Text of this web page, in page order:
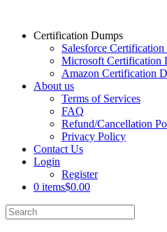
Certification Dumps
Salesforce
Microsoft Certification
Amazon Certification
About us
Terms of Services
FAQ
Refund/Cancellation
Privacy Policy
Contact Us
Login
Register
0 items$0.00